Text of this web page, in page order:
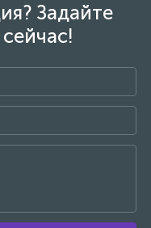
Задайте